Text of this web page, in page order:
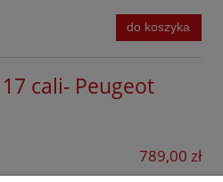
do koszyka
cali- Peugeot
789,00 zł